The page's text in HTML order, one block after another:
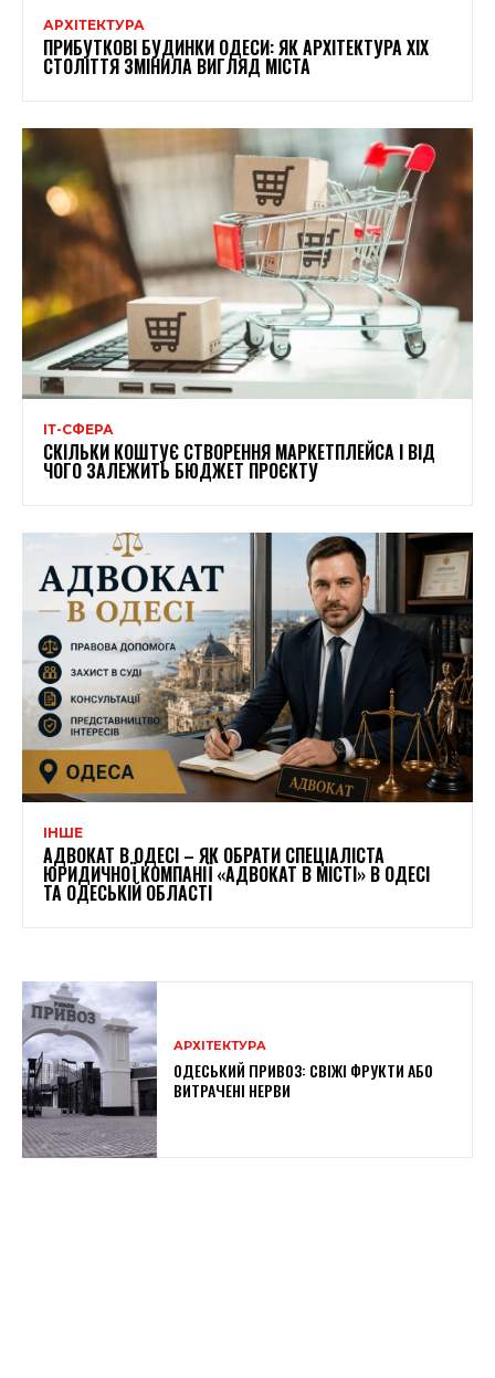
АРХІТЕКТУРА
ПРИБУТКОВІ БУДИНКИ ОДЕСИ: ЯК АРХІТЕКТУРА XIX
СТОЛІТТЯ ЗМІНИЛА ВИГЛЯД МІСТА
ІТ-СФЕРА
СКІЛЬКИ КОШТУЄ СТВОРЕННЯ МАРКЕТПЛЕЙСА І ВІД
ЧОГО ЗАЛЕЖИТЬ БЮДЖЕТ ПРОЄКТУ
ІНШЕ
АДВОКАТ В ОДЕСІ – ЯК ОБРАТИ СПЕЦІАЛІСТА
ЮРИДИЧНОЇ КОМПАНІЇ «АДВОКАТ В МІСТІ» В ОДЕСІ
ТА ОДЕСЬКІЙ ОБЛАСТІ
АРХІТЕКТУРА
ОДЕСЬКИЙ ПРИВОЗ: СВІЖІ ФРУКТИ АБО
ВИТРАЧЕНІ НЕРВИ